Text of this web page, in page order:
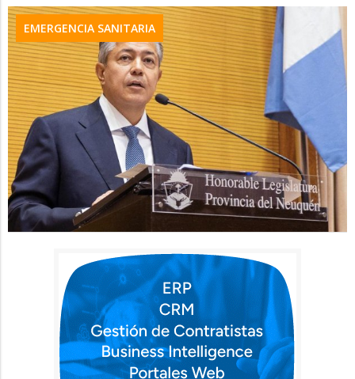
EMERGENCIA SANITARIA